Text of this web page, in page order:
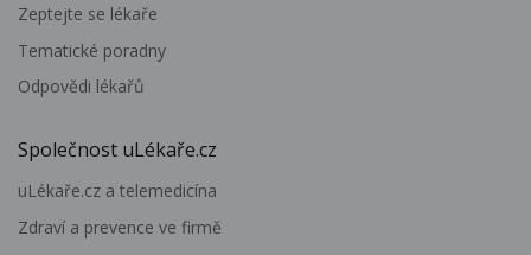
Zeptejte se lékaře
Tematické poradny
Odpovědi lékařů
Společnost uLékaře.cz
uLékaře.cz a telemedicína
Zdraví a prevence ve firmě